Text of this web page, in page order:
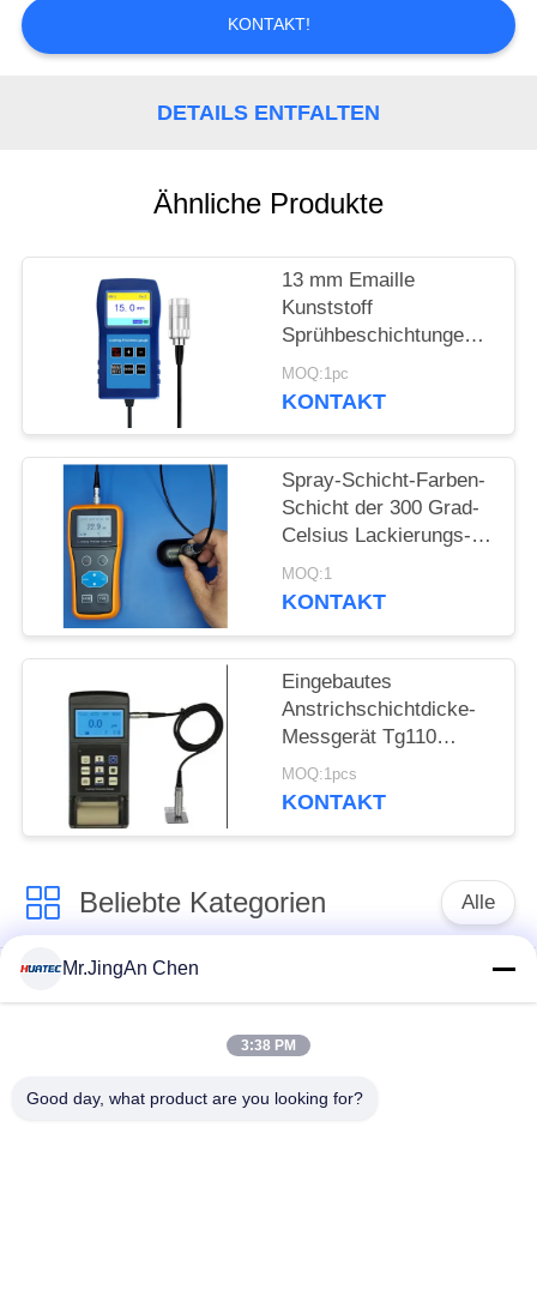
FORDERN
SIE EIN
PRIVACY
POLICY
KONTAKT!
DETAILS ENTFALTEN
Ähnliche Produkte
13 mm Emaille
Kunststoff
Sprühbeschichtungen
Korrosionsschutz
Feuerdichte
MOQ:1pc
KONTAKT
Spray-Schicht-Farben-
Schicht der 300 Grad-
Celsius Lackierungs-
Stärke-Messgerät-
hohen Temperatur
MOQ:1
KONTAKT
Eingebautes
Anstrichschichtdicke-
Messgerät Tg110
Drucker-Dry Film
Paints Elcometer
MOQ:1pcs
KONTAKT
Beliebte Kategorien Alle
Ultraschallprüfgerät
Dickenmessung
Schichtdickenmessgerät
Härteprüfgerät
Mr.JingAn Chen
3:38 PM
Good day, what product are you looking for?